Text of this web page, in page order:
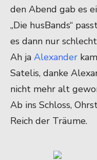
den Abend gab es
„Die husBands“
es dann nur
Ah ja Alexander
Satelis, danke
nicht mehr alt
Ab ins Schloss,
Reich der Träume.